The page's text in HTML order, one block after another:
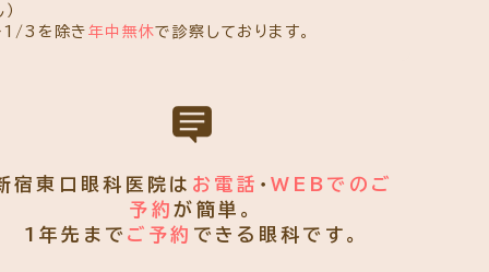
1/3を除き 年中無休で診察しております。
宿東口眼科医院は お電話 ・WEBでのご
予約が簡単。
1年先まで ご予約 できる眼科です。